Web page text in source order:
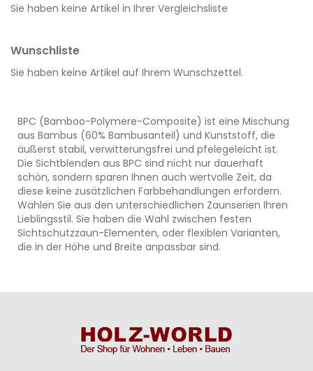
Sie haben keine Artikel in Ihrer Vergleichsliste
Wunschliste
Sie haben keine Artikel auf Ihrem Wunschzettel.
BPC (Bamboo-Polymere-Composite) ist eine Mischung
aus Bambus (60% Bambusanteil) und Kunststoff, die
äußerst stabil, verwitterungsfrei und pfelegeleicht ist.
Die Sichtblenden aus BPC sind nicht nur dauerhaft
schön, sondern sparen Ihnen auch wertvolle Zeit, da
diese keine zusätzlichen Farbbehandlungen erfordern.
Wählen Sie aus den unterschiedlichen Zaunserien Ihren
Lieblingsstil. Sie haben die Wahl zwischen festen
Sichtschutzzaun-Elementen, oder flexiblen Varianten,
die in der Höhe und Breite anpassbar sind.